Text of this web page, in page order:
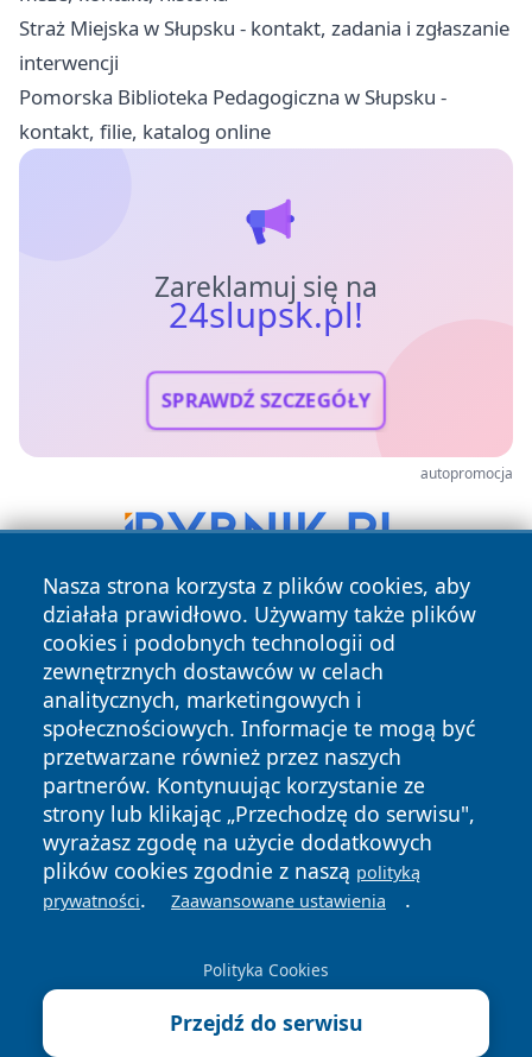
Straż Miejska w Słupsku - kontakt, zadania i zgłaszanie
interwencji
Pomorska Biblioteka Pedagogiczna w Słupsku -
kontakt, filie, katalog online
Zareklamuj się na
24slupsk.pl!
SPRAWDŹ SZCZEGÓŁY
autopromocja
Nasza strona korzysta z plików cookies, aby
działała prawidłowo. Używamy także plików
cookies i podobnych technologii od
zewnętrznych dostawców w celach
analitycznych, marketingowych i
społecznościowych. Informacje te mogą być
przetwarzane również przez naszych
partnerów. Kontynuując korzystanie ze
strony lub klikając „Przechodzę do serwisu",
wyrażasz zgodę na użycie dodatkowych
plików cookies zgodnie z naszą polityką
prywatności. Zaawansowane ustawienia .
Polityka Cookies
Przejdź do serwisu
Copyright © 2026 24slupsk.pl Wszystkie prawa zastrzeżone.
News Autorzy
Polityka
Prywatności
Polityka
Cookies